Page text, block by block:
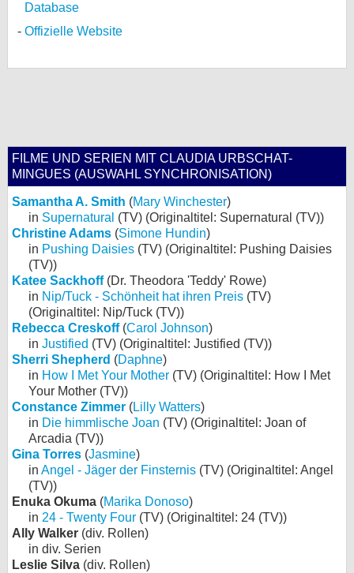
Database
Offizielle Website
FILME UND SERIEN MIT CLAUDIA URBSCHAT-
MINGUES (AUSWAHL SYNCHRONISATION)
Samantha A. Smith (Mary Winchester)
in Supernatural (TV) (Originaltitel: Supernatural (TV))
Christine Adams (Simone Hundin)
in Pushing Daisies (TV) (Originaltitel: Pushing Daisies
(TV))
Katee Sackhoff(Dr. Theodora 'Teddy' Rowe)
in Nip/Tuck - Schönheit hat ihren Preis (TV)
(Originaltitel: Nip/Tuck (TV))
Rebecca Creskoff(Carol Johnson)
in Justified (TV) (Originaltitel: Justified (TV))
Sherri Shepherd (Daphne)
in How I Met Your Mother (TV) (Originaltitel: How I Met
Your Mother (TV))
Constance Zimmer (Lilly Watters)
in Die himmlische Joan (TV) (Originaltitel: Joan of
Arcadia (TV))
Gina Torres (Jasmine)
in Angel - Jäger der Finsternis (TV) (Originaltitel: Angel
(TV))
Enuka Okuma (Marika Donoso)
in 24 - Twenty Four (TV) (Originaltitel: 24 (TV))
Ally Walker (div. Rollen)
in div. Serien
Leslie Silva (div. Rollen)